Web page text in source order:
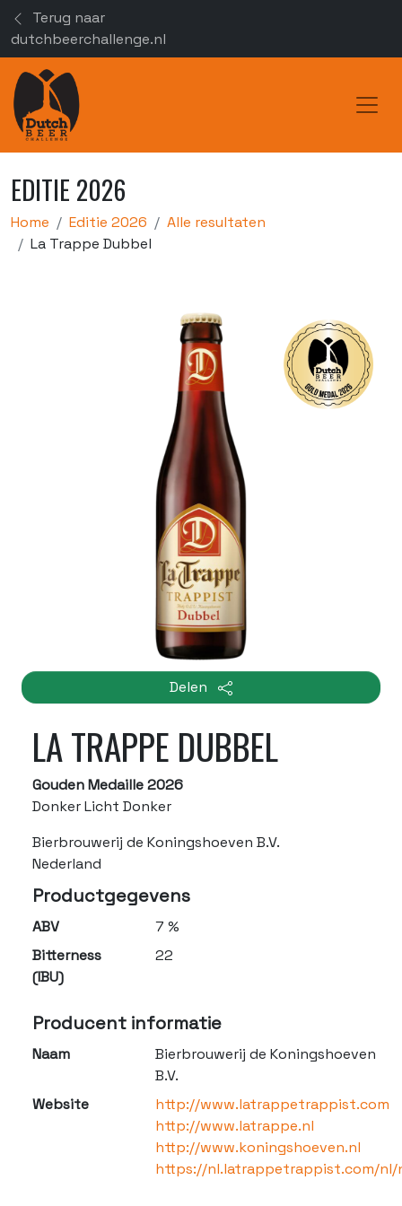
Terug naar
dutchbeerchallenge.nl
EDITIE 2026
Home Editie 2026
Alle resultaten
La Trappe Dubbel
Delen
LA TRAPPE DUBBEL
Gouden Medaille 2026
Donker Licht Donker
Bierbrouwerij de Koningshoeven B.V.
Nederland
Productgegevens
ABV
7 %
Bitterness
(IBU)
22
Producent informatie
Naam
Bierbrouwerij de Koningshoeven
B.V.
Website
http://www.latrappetrappist.com
http://www.latrappe.nl
http://www.koningshoeven.nl
https://nl.latrappetrappist.com/nl/